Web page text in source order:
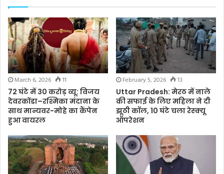
March 6, 2026
11
72 घंटे में 30 करोड़ व्यू: विजय
देवरकोंडा–रश्मिका मंदाना के
साथ मान्यवर-मोहे का कैंपेन
हुआ वायरल
February 5, 2026
13
Uttar Pradesh: मेरठ में नाले
की सफाई के लिए महिला ने दी
झूठी कॉल, 10 घंटे चला रेस्क्यू
ऑपरेशन